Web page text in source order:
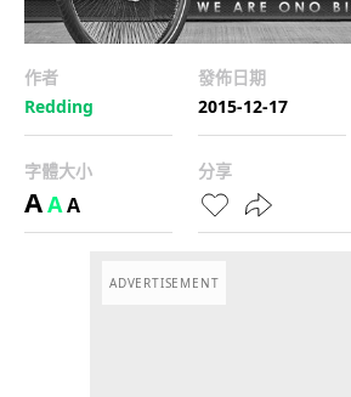
作者
Redding
發佈日期
2015-12-17
字體大小
AAA
分享
ADVERTISEMENT